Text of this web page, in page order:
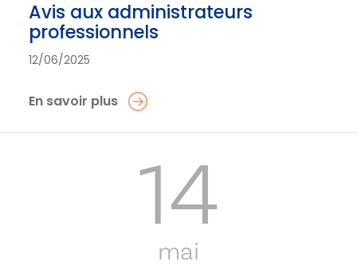
Avis aux administrateurs
professionnels
12/06/2025
En savoir plus
14
mai